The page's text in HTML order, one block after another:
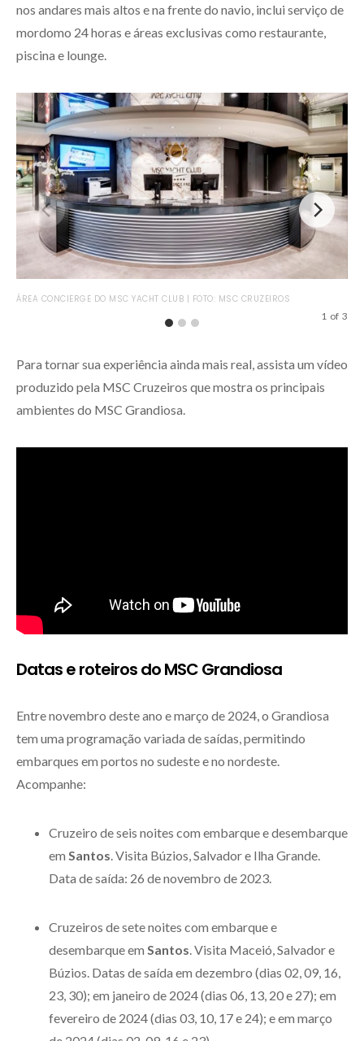
nos andares mais altos e na frente do navio, inclui serviço de
mordomo 24 horas e áreas exclusivas como restaurante,
piscina e lounge.
ÁREA CONCIERGE DO MSC YACHT CLUB | FOTO: MSC CRUZEIROS
1 of 3
Para tornar sua experiência ainda mais real, assista um vídeo
produzido pela MSC Cruzeiros que mostra os principais
ambientes do MSC Grandiosa.
Datas e roteiros do MSC Grandiosa
Entre novembro deste ano e março de 2024, o Grandiosa
tem uma programação variada de saídas, permitindo
embarques em portos no sudeste e no nordeste.
Acompanhe:
Cruzeiro de seis noites com embarque e desembarque
em Santos. Visita Búzios, Salvador e Ilha Grande.
Data de saída: 26 de novembro de 2023.
Cruzeiros de sete noites com embarque e
desembarque em Santos. Visita Maceió, Salvador e
Búzios. Datas de saída em dezembro (dias 02, 09, 16,
23, 30); em janeiro de 2024 (dias 06, 13, 20 e 27); em
fevereiro de 2024 (dias 03, 10, 17 e 24); e em março